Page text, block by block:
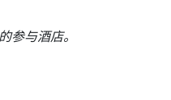
与酒店。